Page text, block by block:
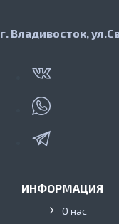
г. Владивосток,
ИНФОРМАЦИЯ
О нас